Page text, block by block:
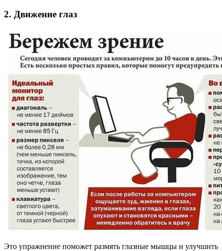
2. Движение глаз
Это упражнение поможет размять глазные мышцы и улучшить